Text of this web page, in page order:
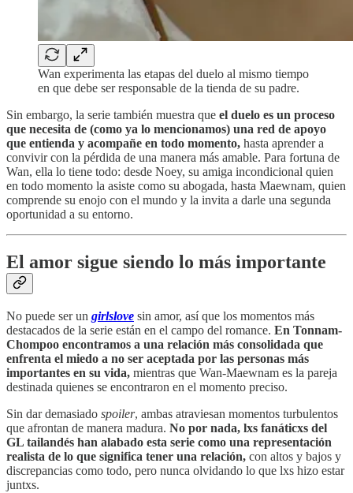
Wan experimenta las etapas del duelo al mismo tiempo
en que debe ser responsable de la tienda de su padre.
Sin embargo, la serie también muestra que el duelo es un proceso
que necesita de (como ya lo mencionamos) una red de apoyo
que entienda y acompañe en todo momento, hasta aprender a
convivir con la pérdida de una manera más amable. Para fortuna de
Wan, ella lo tiene todo: desde Noey, su amiga incondicional quien
en todo momento la asiste como su abogada, hasta Maewnam, quien
comprende su enojo con el mundo y la invita a darle una segunda
oportunidad a su entorno.
El amor sigue siendo lo más importante
No puede ser un girlslove sin amor, así que los momentos más
destacados de la serie están en el campo del romance. En Tonnam-
Chompoo encontramos a una relación más consolidada que
enfrenta el miedo a no ser aceptada por las personas más
importantes en su vida, mientras que Wan-Maewnam es la pareja
destinada quienes se encontraron en el momento preciso.
Sin dar demasiado spoiler, ambas atraviesan momentos turbulentos
que afrontan de manera madura. No por nada, lxs fanáticxs del
GL tailandés han alabado esta serie como una representación
realista de lo que significa tener una relación, con altos y bajos y
discrepancias como todo, pero nunca olvidando lo que lxs hizo estar
juntxs.